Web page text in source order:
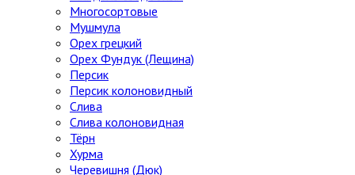
Многосортовые
Мушмула
Орех грецкий
Орех Фундук (Лещина)
Персик
Персик колоновидный
Слива
Слива колоновидная
Тёрн
Хурма
Черевишня (Дюк)